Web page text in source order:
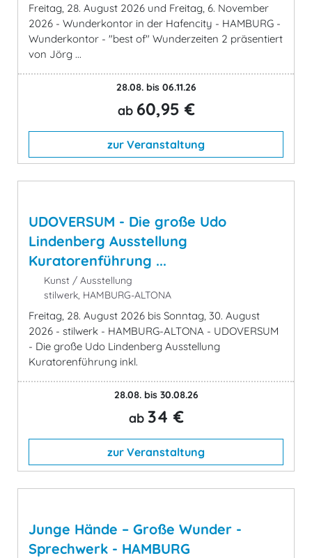
Freitag, 28. August 2026 und Freitag, 6. November
2026 - Wunderkontor in der Hafencity - HAMBURG -
Wunderkontor - "best of" Wunderzeiten 2 präsentiert
von Jörg ...
28.08. bis 06.11.26
ab 60,95 €
zur Veranstaltung
UDOVERSUM - Die große Udo
Lindenberg Ausstellung
Kuratorenführung ...
Kunst / Ausstellung
stilwerk, HAMBURG-ALTONA
Freitag, 28. August 2026 bis Sonntag, 30. August
2026 - stilwerk - HAMBURG-ALTONA - UDOVERSUM
- Die große Udo Lindenberg Ausstellung
Kuratorenführung inkl.
28.08. bis 30.08.26
ab 34 €
zur Veranstaltung
Junge Hände – Große Wunder -
Sprechwerk - HAMBURG